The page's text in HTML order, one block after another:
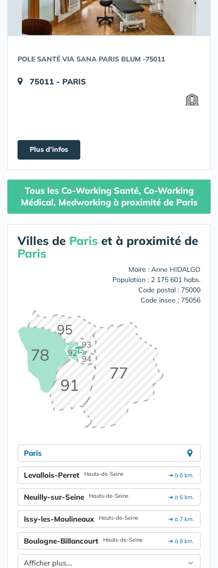
POLE SANTÉ VIA SANA PARIS BLUM -75011
75011 - PARIS
Plus d'infos
Tous les Co-Working Santé, Co-Working
Médical, Medworking à proximité de Paris
Villes de Paris et à proximité de
Paris
Maire : Anne HIDALGO
Population : 2 175 601 habs.
Code postal : 75000
Code insee : 75056
75
77
78
91
92
93
94
95
Paris
➔ à 6 km.
Levallois-Perret Hauts-de-Seine
➔ à 6 km.
Neuilly-sur-Seine Hauts-de-Seine
➔ à 7 km.
Issy-les-Moulineaux Hauts-de-Seine
➔ à 8 km.
Boulogne-Billancourt Hauts-de-Seine
Afficher plus....